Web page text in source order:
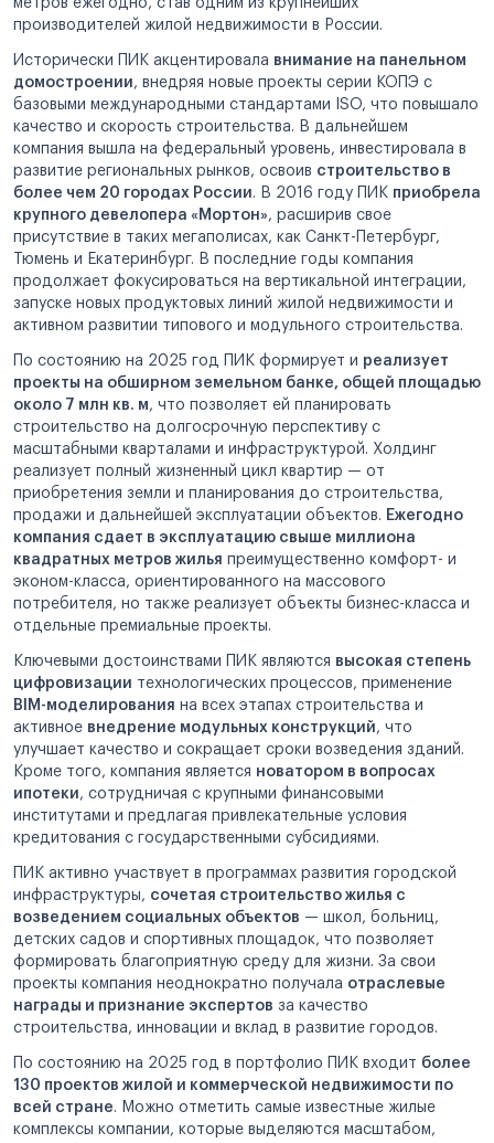
метров ежегодно, став одним из крупнейших
производителей жилой недвижимости в России.
Исторически ПИК акцентировала внимание на панельном
домостроении, внедряя новые проекты серии КОПЭ с
базовыми международными стандартами ISO, что повышало
качество и скорость строительства. В дальнейшем
компания вышла на федеральный уровень, инвестировала в
развитие региональных рынков, освоив строительство в
более чем 20 городах России. В 2016 году ПИК приобрела
крупного девелопера «Мортон», расширив свое
присутствие в таких мегаполисах, как Санкт-Петербург,
Тюмень и Екатеринбург. В последние годы компания
продолжает фокусироваться на вертикальной интеграции,
запуске новых продуктовых линий жилой недвижимости и
активном развитии типового и модульного строительства.
По состоянию на 2025 год ПИК формирует и реализует
проекты на обширном земельном банке, общей площадью
около 7 млн кв. м, что позволяет ей планировать
строительство на долгосрочную перспективу с
масштабными кварталами и инфраструктурой. Холдинг
реализует полный жизненный цикл квартир — от
приобретения земли и планирования до строительства,
продажи и дальнейшей эксплуатации объектов. Ежегодно
компания сдает в эксплуатацию свыше миллиона
квадратных метров жилья преимущественно комфорт- и
эконом-класса, ориентированного на массового
потребителя, но также реализует объекты бизнес-класса и
отдельные премиальные проекты.
Ключевыми достоинствами ПИК являются высокая степень
цифровизации технологических процессов, применение
BIM-моделирования на всех этапах строительства и
активное внедрение модульных конструкций, что
улучшает качество и сокращает сроки возведения зданий.
Кроме того, компания является новатором в вопросах
ипотеки, сотрудничая с крупными финансовыми
институтами и предлагая привлекательные условия
кредитования с государственными субсидиями.
ПИК активно участвует в программах развития городской
инфраструктуры, сочетая строительство жилья с
возведением социальных объектов — школ, больниц,
детских садов и спортивных площадок, что позволяет
формировать благоприятную среду для жизни. За свои
проекты компания неоднократно получала отраслевые
награды и признание экспертов за качество
строительства, инновации и вклад в развитие городов.
По состоянию на 2025 год в портфолио ПИК входит более
130 проектов жилой и коммерческой недвижимости по
всей стране. Можно отметить самые известные жилые
комплексы компании, которые выделяются масштабом,